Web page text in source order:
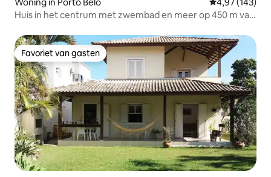
Huis in het centrum met zwembad en meer op 450 m van
Favoriet van gasten
Favoriet van gasten